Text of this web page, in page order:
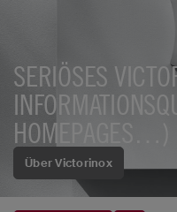
Über Victorinox
SERIÖSES
HOMEPAGES…)